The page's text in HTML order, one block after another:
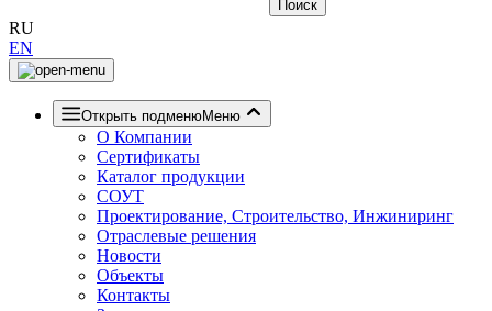
RU
EN
Открыть подменюМеню
О Компании
Сертификаты
Каталог продукции
СОУТ
Проектирование, Строительство, Инжиниринг
Отраслевые решения
Новости
Объекты
Контакты